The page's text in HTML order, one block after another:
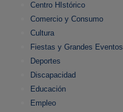
Centro HIstórico
Comercio y Consumo
Cultura
Fiestas y Grandes Eventos
Deportes
Discapacidad
Educación
Empleo